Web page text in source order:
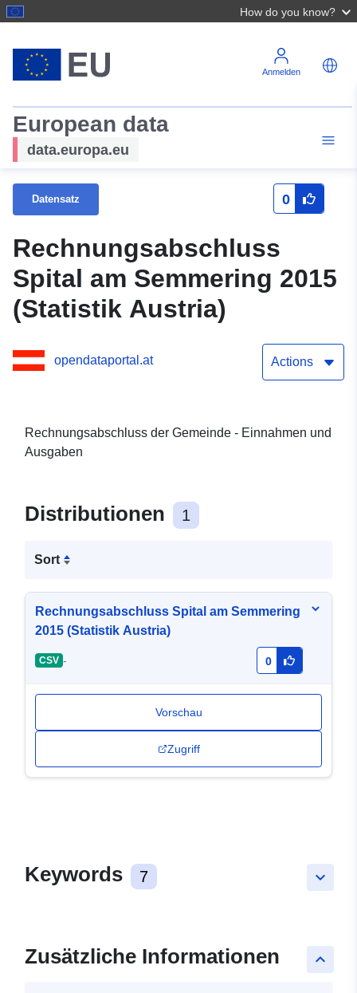
How do you know?
Anmelden
European data
data.europa.eu
Datensatz 0
Rechnungsabschluss
Spital am Semmering 2015
(Statistik Austria)
opendataportal.at Actions
Rechnungsabschluss der Gemeinde - Einnahmen und
Ausgaben
Distributionen 1
Sort
Rechnungsabschluss Spital am Semmering
2015 (Statistik Austria)
CSV - 0
Vorschau
Zugriff
keyboard_arrow_down
Keywords 7
keyboard_arrow_up
Zusätzliche Informationen